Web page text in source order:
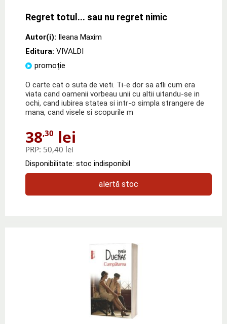
Regret totul... sau nu regret nimic
Autor(i): Ileana Maxim
Editura: VIVALDI
promoție
O carte cat o suta de vieti. Ti-e dor sa afli cum era
viata cand oamenii vorbeau unii cu altii uitandu-se in
ochi, cand iubirea statea si intr-o simpla strangere de
mana, cand visele si scopurile m
38,30 lei
PRP: 50,40 lei
Disponibilitate: stoc indisponibil
alertă stoc